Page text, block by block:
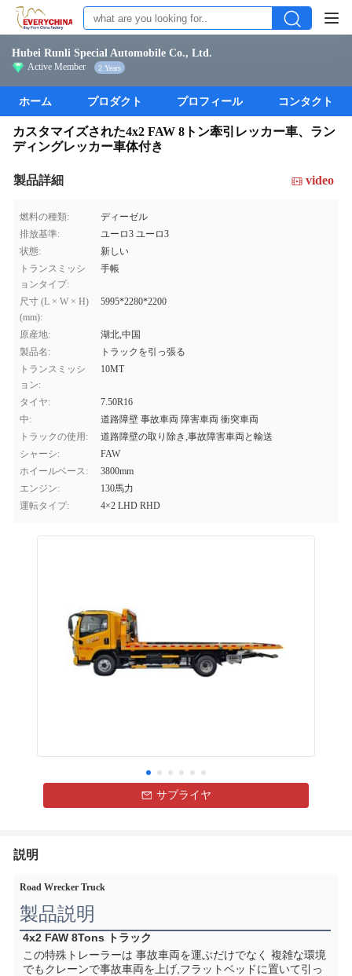
Hubei Runli Special Automobile Co., Ltd.
Active Member 2 Years
ホーム プロダクト プロフィール コンタクト
カスタマイズされた4x2 FAW 8トン牽引レッカー車、ラン
ディングレッカー車体付き
製品詳細 video
燃料の種類:
ディーゼル
排放基準:
ユーロ3 ユーロ3
状態:
新しい
トランスミッシ
ョンタイプ:
手帳
尺寸 (L × W × H)
(mm):
5995*2280*2200
原産地:
湖北,中国
製品名:
トラックを引っ張る
トランスミッシ
ョン:
10MT
タイヤ:
7.50R16
中:
道路障壁 事故車両 障害車両 衝突車両
トラックの使用:
道路障壁の取り除き,事故障害車両と輸送
シャーシ:
FAW
ホイールベース:
3800mm
エンジン:
130馬力
運転タイプ:
4×2 LHD RHD
サプライヤ
説明
Road Wrecker Truck
製品説明
4x2 FAW 8Tons トラック
この特殊トレーラーは 事故車両を運ぶだけでなく 複雑な環境
でもクレーンで事故車両を上げ,フラットベッドに置いて引っ